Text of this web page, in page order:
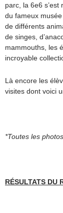
parc, la 6e6 s’est
du fameux
de différents
de singes,
mammouths, les
incroyable
Là encore les
visites dont voici
*Toutes les
RÉSULTATS DU